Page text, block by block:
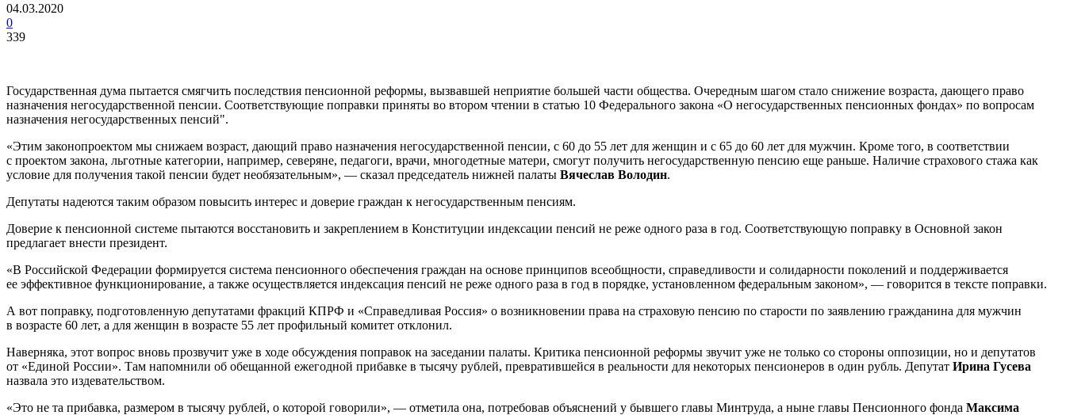
04.03.2020
0
339
Государственная дума пытается смягчить последствия пенсионной реформы, вызвавшей неприятие большей части общества. Очередным шагом стало снижение возраста, дающего право
назначения негосударственной пенсии. Соответствующие поправки приняты во втором чтении в статью 10 Федерального закона «О негосударственных пенсионных фондах» по вопросам
назначения негосударственных пенсий".
«Этим законопроектом мы снижаем возраст, дающий право назначения негосударственной пенсии, с 60 до 55 лет для женщин и с 65 до 60 лет для мужчин. Кроме того, в соответствии
с проектом закона, льготные категории, например, северяне, педагоги, врачи, многодетные матери, смогут получить негосударственную пенсию еще раньше. Наличие страхового стажа как
условие для получения такой пенсии будет необязательным», — сказал председатель нижней палаты Вячеслав Володин.
Депутаты надеются таким образом повысить интерес и доверие граждан к негосударственным пенсиям.
Доверие к пенсионной системе пытаются восстановить и закреплением в Конституции индексации пенсий не реже одного раза в год. Соответствующую поправку в Основной закон
предлагает внести президент.
«В Российской Федерации формируется система пенсионного обеспечения граждан на основе принципов всеобщности, справедливости и солидарности поколений и поддерживается
ее эффективное функционирование, а также осуществляется индексация пенсий не реже одного раза в год в порядке, установленном федеральным законом», — говорится в тексте поправки.
А вот поправку, подготовленную депутатами фракций КПРФ и «Справедливая Россия» о возникновении права на страховую пенсию по старости по заявлению гражданина для мужчин
в возрасте 60 лет, а для женщин в возрасте 55 лет профильный комитет отклонил.
Наверняка, этот вопрос вновь прозвучит уже в ходе обсуждения поправок на заседании палаты. Критика пенсионной реформы звучит уже не только со стороны оппозиции, но и депутатов
от «Единой России». Там напомнили об обещанной ежегодной прибавке в тысячу рублей, превратившейся в реальности для некоторых пенсионеров в один рубль. Депутат Ирина Гусева
назвала это издевательством.
«Это не та прибавка, размером в тысячу рублей, о которой говорили», — отметила она, потребовав объяснений у бывшего главы Минтруда, а ныне главы Пенсионного фонда Максима